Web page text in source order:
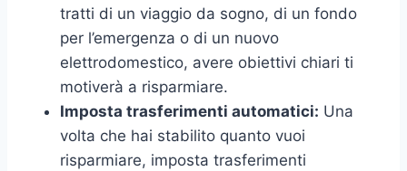
tratti di un viaggio da sogno, di un fondo
per l’emergenza o di un nuovo
elettrodomestico, avere obiettivi chiari ti
motiverà a risparmiare.
Imposta trasferimenti automatici: Una
volta che hai stabilito quanto vuoi
risparmiare, imposta trasferimenti